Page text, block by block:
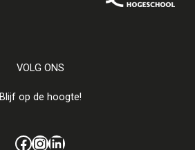
VOLG ONS
Blijf op de hoogte!
Facebook
Instagram
LinkedIn